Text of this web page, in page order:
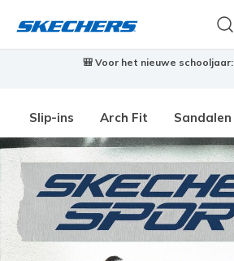
🎒 Voor het nieuwe schooljaar:
Slip-ins Arch Fit Sandalen